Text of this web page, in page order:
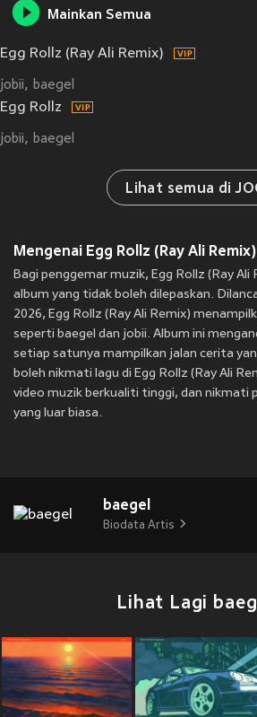
Mainkan Semua
Egg Rollz (Ray Ali Remix)
jobii baegel
Egg Rollz
jobii baegel
Lihat semua di
Mengenai Egg Rollz (Ray Ali
Bagi penggemar muzik, Egg Rollz (Ray Ali
album yang tidak boleh dilepaskan.
2026, Egg Rollz (Ray Ali Remix)
seperti baegel dan jobii. Album ini
setiap satunya mampilkan jalan cerita
boleh nikmati lagu di Egg Rollz (Ray Ali
video muzik berkualiti tinggi, dan nikmati
yang luar biasa.
baegel
Biodata Artis
Lihat Lagi